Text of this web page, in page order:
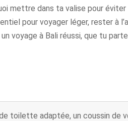
mettre dans ta valise pour éviter
pour voyager léger, rester à
voyage à Bali réussi, que tu
toilette adaptée, un coussin de